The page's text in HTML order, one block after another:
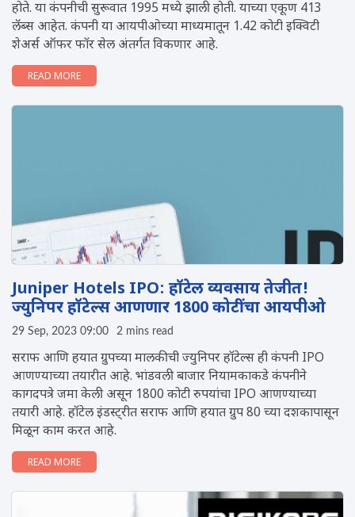
होते. या कंपनीची सुरूवात 1995 मध्ये झाली होती. याच्या एकूण 413
लॅब्स आहेत. कंपनी या आयपीओच्या माध्यमातून 1.42 कोटी इक्विटी
शेअर्स ऑफर फॉर सेल अंतर्गत विकणार आहे.
READ MORE
Juniper Hotels IPO: हॉटेल व्यवसाय तेजीत!
ज्युनिपर हॉटेल्स आणणार 1800 कोटींचा आयपीओ
29 Sep, 2023 09:00 2 mins read
सराफ आणि हयात ग्रुपच्या मालकीची ज्युनिपर हॉटेल्स ही कंपनी IPO
आणण्याच्या तयारीत आहे. भांडवली बाजार नियामकाकडे कंपनीने
कागदपत्रे जमा केली असून 1800 कोटी रुपयांचा IPO आणण्याच्या
तयारी आहे. हॉटेल इंडस्ट्रीत सराफ आणि हयात ग्रुप 80 च्या दशकापासून
मिळून काम करत आहे.
READ MORE